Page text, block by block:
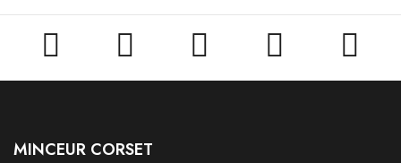
    
MINCEUR CORSET